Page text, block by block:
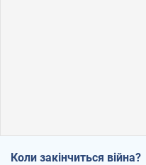
Коли закінчиться війна?